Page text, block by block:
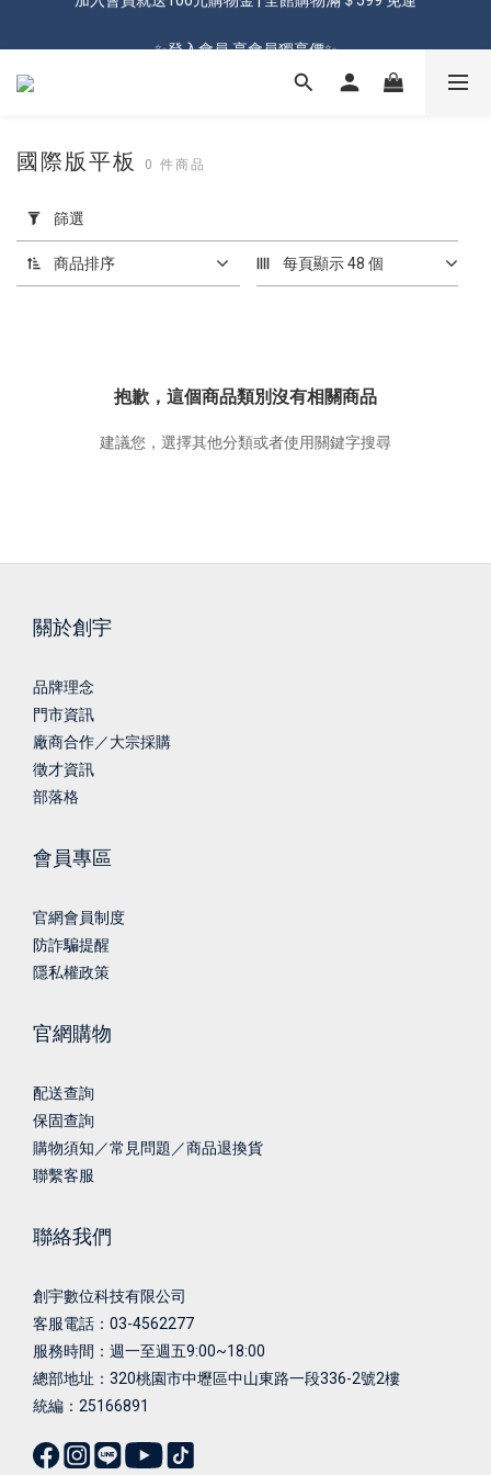
✨登入會員 享會員獨享價✨
✅訂閱訂單通知 進度及時掌握
用
篩
選
(0/20)
國際版平板 0 件商品
篩選
商品排序 每頁顯示 48 個
抱歉，這個商品類別沒有相關商品
建議您，選擇其他分類或者使用關鍵字搜尋
關於創宇
品牌理念
門市資訊
廠商合作／大宗採購
徵才資訊
部落格
會員專區
官網會員制度
防詐騙提醒
隱私權政策
官網購物
配送查詢
保固查詢
購物須知／常見問題／商品退換貨
聯繫客服
聯絡我們
創宇數位科技有限公司
客服電話：03-4562277
服務時間：週一至週五9:00~18:00
總部地址： 320桃園市中壢區中山東路一段336-2號2樓
統編：25166891